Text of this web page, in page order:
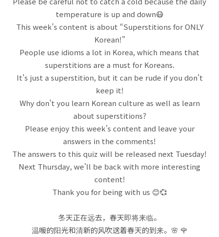
temperature is up and down😷
This week's content is about “Superstitions for ONLY
Korean!”
People use idioms a lot in Korea, which means that
superstitions are a must for Koreans.
It's just a superstition, but it can be rude if you don't
keep it!
Why don't you learn Korean culture as well as learn
about superstitions?
Please enjoy this week’s content and leave your
answers in the comments!
The answers to this quiz will be released next Tuesday!
Next Thursday, we’ll be back with more interesting
content!
Thank you for being with us 😊💞
冬天正在远去，春天即将来临。
温暖的阳光和清新的风吹送着春天的到来。 🌸 🌹